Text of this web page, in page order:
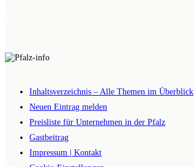
Inhaltsverzeichnis – Alle Themen im Überblick
Neuen Eintrag melden
Preisliste für Unternehmen in der Pfalz
Gastbeitrag
Impressum | Kontakt